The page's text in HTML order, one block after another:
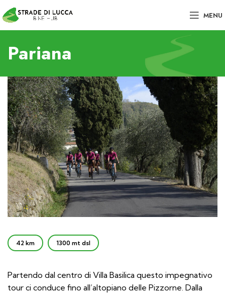
MENU
Pariana
42 km 1300 mt dsl
Partendo dal centro di Villa Basilica questo impegnativo
tour ci conduce fino all’altopiano delle Pizzorne. Dalla